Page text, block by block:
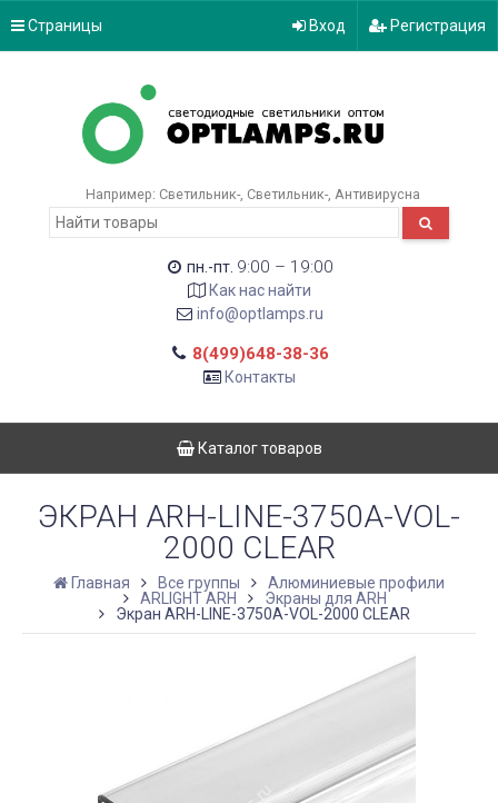
Страницы Вход Регистрация
Например: Светильник- Светильник- Антивирусна
пн.-пт. 9:00 – 19:00
Как нас найти
info@optlamps.ru
8(499)648-38-36
Контакты
Каталог товаров
ЭКРАН ARH-LINE-3750A-VOL-
2000 CLEAR
Главная Все группы
Алюминиевые профили
ARLIGHT ARH
Экраны для ARH
Экран ARH-LINE-3750A-VOL-2000 CLEAR